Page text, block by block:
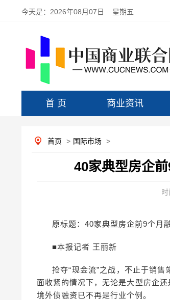
今天是： 2026年08月07日 星期五
首 页 商业资讯
首页 > 国际市场 >
40家典型房企
原标题：40家典型房企前9个月
■本报记者 王丽新
抢夺“现金流”之战，不止于销
面收紧的情况下，无论是大型房企
境外债融资已不再是行业个例。